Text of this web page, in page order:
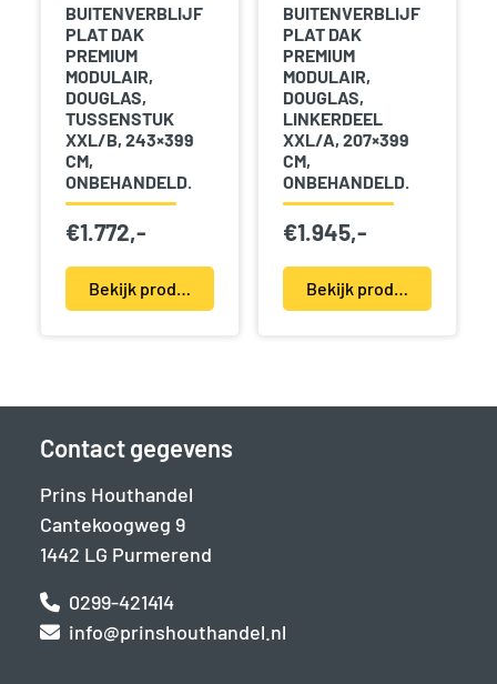
BUITENVERBLIJF
PLAT DAK
PREMIUM
MODULAIR,
DOUGLAS,
TUSSENSTUK
XXL/B, 243×399
CM,
ONBEHANDELD.
€1.772,-
Bekijk product(en)
BUITENVERBLIJF
PLAT DAK
PREMIUM
MODULAIR,
DOUGLAS,
LINKERDEEL
XXL/A, 207×399
CM,
ONBEHANDELD.
€1.945,-
Bekijk product(en)
Contact gegevens
Prins Houthandel
Cantekoogweg 9
1442 LG Purmerend
0299-421414
info@prinshouthandel.nl